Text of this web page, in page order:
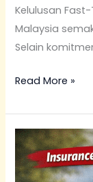
Kelulusan
Malaysia
Selain
Read More »
Renew
Insurans
Kereta